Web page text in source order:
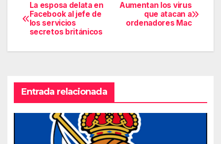
Navegación
de
entradas
Aumentan los virus
que atacan a
ordenadores Mac
La esposa delata en
Facebook al jefe de
los servicios
secretos británicos
Entrada relacionada